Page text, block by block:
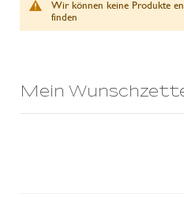
Wir können keine Produkte
finden
Mein